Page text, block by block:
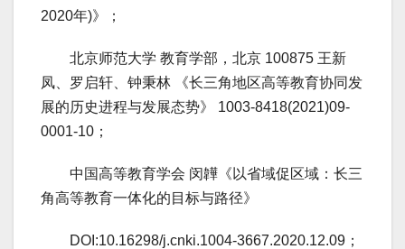
2020年)》；
北京师范大学 教育学部，北京 100875 王新
凤、罗启轩、钟秉林 《长三角地区高等教育协同发
展的历史进程与发展态势》 1003-8418(2021)09-
0001-10；
中国高等教育学会 闵韡《以省域促区域：长三
角高等教育一体化的目标与路径》
DOI:10.16298/j.cnki.1004-3667.2020.12.09；